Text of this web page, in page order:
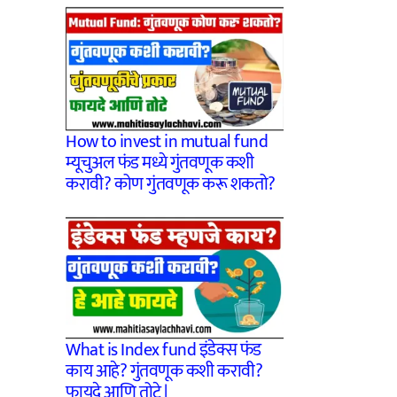
How to invest in mutual fund
म्यूचुअल फंड मध्ये गुंतवणूक कशी
करावी? कोण गुंतवणूक करू शकतो?
What is Index fund इंडेक्स फंड
काय आहे? गुंतवणूक कशी करावी?